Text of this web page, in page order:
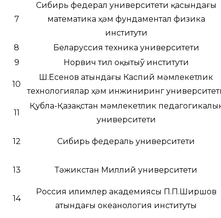
7
Сибирь федерал университети қасындағы
математика ҳәм фундаментал физика
институти
8
Беларуссия техника университети
9
Норвич тил оқытыў институти
10
Ш.Есенов атындағы Каспий мәмлекетлик
технологиялар ҳәм инжиниринг
11
Қубла-Қазақстан мәмлекетлик
университети
12 Сибирь федераль университети
13 Тәжикстан Миллий университети
14
Россия илимлер академиясы П.П.Ширшов
атындағы океанология институты